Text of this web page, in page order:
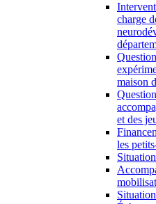
charge
maison
et des
les